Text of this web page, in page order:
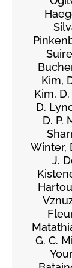
Kim,
Kim,
D.
D. P.
Winter,
J.
G. C.